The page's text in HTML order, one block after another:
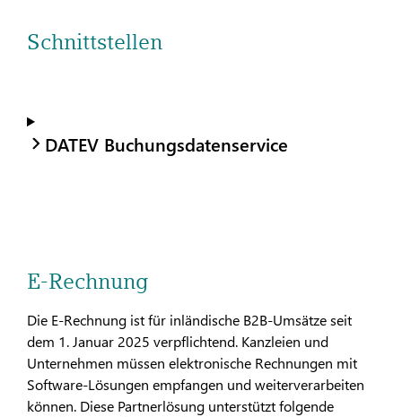
Schnittstellen
DATEV Buchungsdatenservice
E-Rechnung
Die E-Rechnung ist für inländische B2B-Umsätze seit
dem 1. Januar 2025 verpflichtend. Kanzleien und
Unternehmen müssen elektronische Rechnungen mit
Software-Lösungen empfangen und weiterverarbeiten
können. Diese Partnerlösung unterstützt folgende